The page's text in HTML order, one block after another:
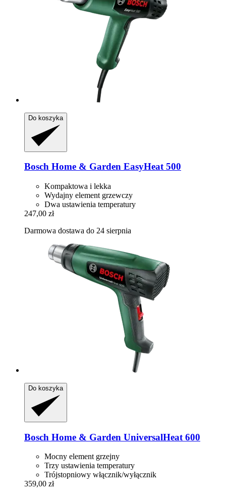
Do koszyka
Bosch Home & Garden EasyHeat 500
Kompaktowa i lekka
Wydajny element grzewczy
Dwa ustawienia temperatury
247,00 zł
Darmowa dostawa do 24 sierpnia
Do koszyka
Bosch Home & Garden UniversalHeat 600
Mocny element grzejny
Trzy ustawienia temperatury
Trójstopniowy włącznik/wyłącznik
359,00 zł